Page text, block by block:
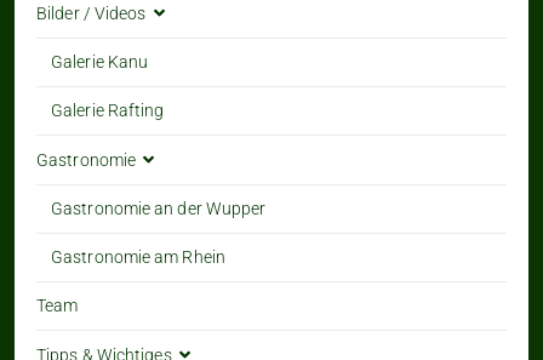
Bilder / Videos
Galerie Kanu
Galerie Rafting
Gastronomie
Gastronomie an der Wupper
Gastronomie am Rhein
Team
Tipps & Wichtiges